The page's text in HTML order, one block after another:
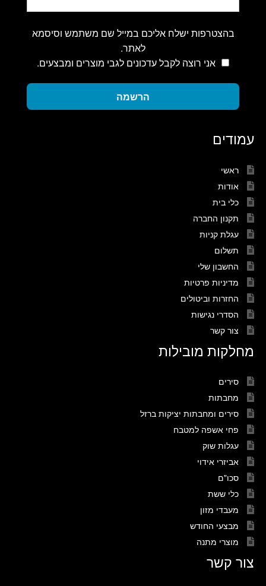
בהצטרפות ישלח אליכם במייל שם משתמש וסיסמא
לאתר.
אני רוצה לקבל עדכונים לגבי מוצרים ומבצעים.
הרשמה
עמודים
ראשי
אודות
כלי בית
תקנון החברה
עגלת קניות
תשלום
החשבון שלי
מדיניות פרטיות
החזרות וביטולים
הסדרי נגישות
צור קשר
מחלקות מובילות
סירים
מחבתות
סירים ומחבתות יציקות ברזל
פחי אשפה למטבח
עגלות שוק
אביזרי אידוי
סכו"ם
כלי ששת
מעבדי מזון
מבצעי החודש
מוצרי מתנה
צור קשר